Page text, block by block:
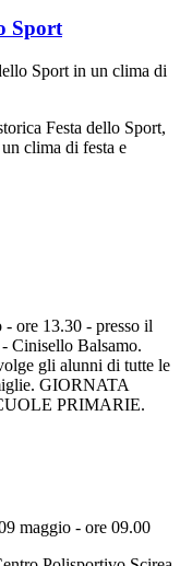
Sport
Sport in un clima di
Festa dello Sport,
clima di festa e
- ore 13.30 - presso il
Cinisello Balsamo.
gli alunni di tutte le
GIORNATA
PRIMARIE.
maggio - ore 09.00